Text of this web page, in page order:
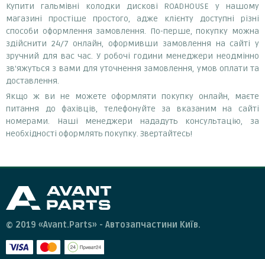
Купити гальмівні колодки дискові ROADHOUSE у нашому
магазині простіше простого, адже клієнту доступні різні
способи оформлення замовлення. По-перше, покупку можна
здійснити 24/7 онлайн, оформивши замовлення на сайті у
зручний для вас час. У робочі години менеджери неодмінно
зв'яжуться з вами для уточнення замовлення, умов оплати та
доставлення.
Якщо ж ви не можете оформляти покупку онлайн, маєте
питання до фахівців, телефонуйте за вказаним на сайті
номерами. Наші менеджери нададуть консультацію, за
необхідності оформлять покупку. Звертайтесь!
© 2019 «Avant.Parts» - Автозапчастини Київ.